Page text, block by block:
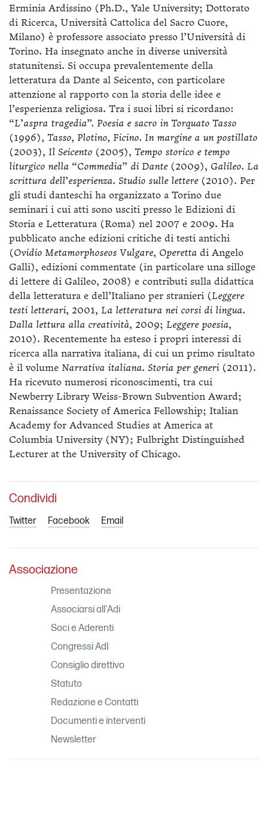
Erminia Ardissino (Ph.D., Yale University; Dottorato
di Ricerca, Università Cattolica del Sacro Cuore,
Milano) è professore associato presso l’Università di
Torino. Ha insegnato anche in diverse università
statunitensi. Si occupa prevalentemente della
letteratura da Dante al Seicento, con particolare
attenzione al rapporto con la storia delle idee e
l’esperienza religiosa. Tra i suoi libri si ricordano:
“L’aspra tragedia”. Poesia e sacro in Torquato Tasso
(1996), Tasso, Plotino, Ficino. In margine a un postillato
(2003), Il Seicento (2005), Tempo storico e tempo
liturgico nella “Commedia” di Dante(2009), Galileo. La
scrittura dell’esperienza. Studio sulle lettere(2010). Per
gli studi danteschi ha organizzato a Torino due
seminari i cui atti sono usciti presso le Edizioni di
Storia e Letteratura (Roma) nel 2007 e 2009. Ha
pubblicato anche edizioni critiche di testi antichi
(Ovidio Metamorphoseos Vulgare, Operetta di Angelo
Galli), edizioni commentate (in particolare una silloge
di lettere di Galileo, 2008) e contributi sulla didattica
della letteratura e dell’Italiano per stranieri (Leggere
testi letterari, 2001, La letteratura nei corsi di lingua.
Dalla lettura alla creatività, 2009; Leggere poesia,
2010). Recentemente ha esteso i propri interessi di
ricerca alla narrativa italiana, di cui un primo risultato
è il volume Narrativa italiana. Storia per generi(2011).
Ha ricevuto numerosi riconoscimenti, tra cui
Newberry Library Weiss-Brown Subvention Award;
Renaissance Society of America Fellowship; Italian
Academy for Advanced Studies at America at
Columbia University (NY); Fulbright Distinguished
Lecturer at the University of Chicago.
Condividi
Twitter Facebook Email
Associazione
Presentazione
Associarsi all'Adi
Soci e Aderenti
Congressi AdI
Consiglio direttivo
Statuto
Redazione e Contatti
Documenti e interventi
Newsletter